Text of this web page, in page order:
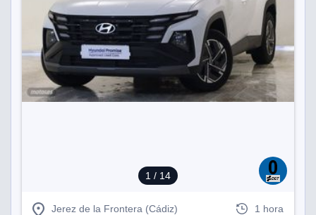
1 / 14
Jerez de la Frontera (Cádiz) 1 hora